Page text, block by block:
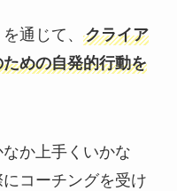
通じて、 クライア
めの自発的行動を
なか上手くいかな
コーチングを受け